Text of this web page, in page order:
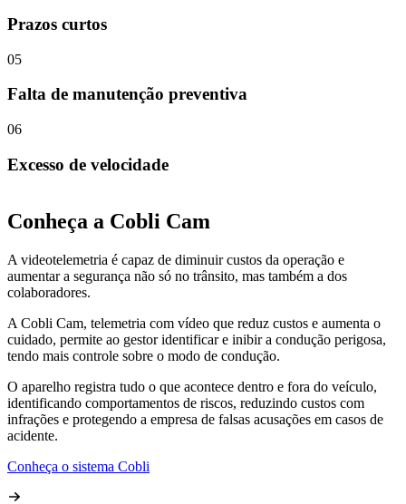
Prazos curtos
05
Falta de manutenção preventiva
06
Excesso de velocidade
Conheça a Cobli Cam
A videotelemetria é capaz de diminuir custos da operação e
aumentar a segurança não só no trânsito, mas também a dos
colaboradores.
A Cobli Cam, telemetria com vídeo que reduz custos e aumenta o
cuidado, permite ao gestor identificar e inibir a condução perigosa,
tendo mais controle sobre o modo de condução.
O aparelho registra tudo o que acontece dentro e fora do veículo,
identificando comportamentos de riscos, reduzindo custos com
infrações e protegendo a empresa de falsas acusações em casos de
acidente.
Conheça o sistema Cobli